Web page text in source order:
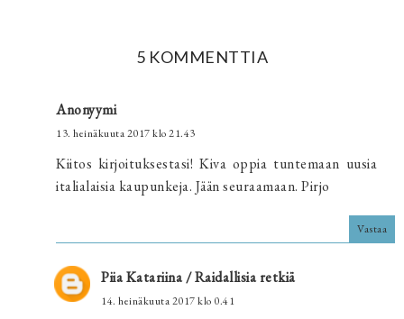
5 KOMMENTTIA
Anonyymi
13. heinäkuuta 2017 klo 21.43
Kiitos kirjoituksestasi! Kiva oppia tuntemaan uusia
italialaisia kaupunkeja. Jään seuraamaan. Pirjo
Vastaa
Piia Katariina / Raidallisia retkiä
14. heinäkuuta 2017 klo 0.41